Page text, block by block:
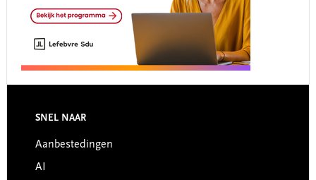
Footer
SNEL NAAR
Aanbestedingen
AI